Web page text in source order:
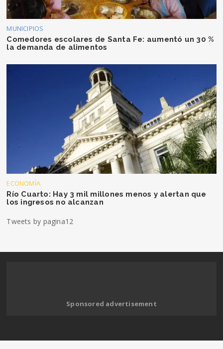
MUNICIPIOS
Comedores escolares de Santa Fe: aumentó un 30 %
la demanda de alimentos
ECONOMÍA
Río Cuarto: Hay 3 mil millones menos y alertan que
los ingresos no alcanzan
Tweets by pagina12
Sponsored advertisement